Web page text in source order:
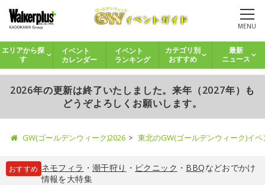
MENU
エリアから探
す
イベント
カレンダー
イベント
ランキング
カテゴリ別
おすすめ
最新
ニュース
2026年の更新は終了いたしました。来年（2027年）も
どうぞよろしくお願いします。
GW(ゴールデンウィーク)2026 東北のGW(ゴールデンウィーク)イ
おすすめ ネモフィラ ・ 潮干狩り ・ ピクニック ・ BBQなどおでかけ
情報を大特集